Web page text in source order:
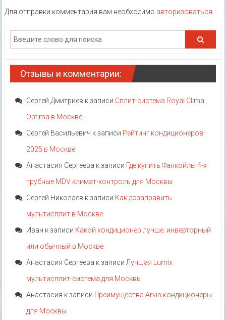
Для отправки комментария вам необходимо авторизоваться
Отзывы и комментарии:
Сергей Дмитриев к записи Сплит-система Royal Clima
Optima в Москве
Сергей Васильевич к записи Рейтинг кондиционеров
2025 в Москве
Анастасия Сергеева к записи Где купить Фанкойлы 4-х
трубные MDV климат-контроль для Москвы
Сергей Николаев к записи Как дозаправить
мультисплит в Москве
Иван к записи Какой кондиционер лучше: инверторный
или обычный в Москве
Анастасия Сергеева к записи Лучшая Lumix
мультисплит-система для Москвы
Анастасия к записи Преимущества Arvin кондиционеры
для Москвы